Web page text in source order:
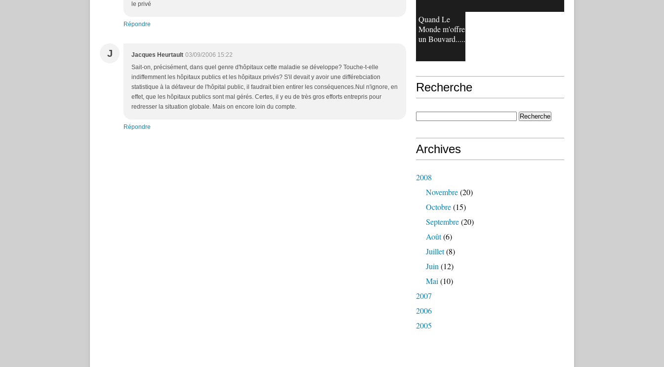
le privé
Répondre
J Jacques Heurtault 03/09/2006 15:22
Sait-on, précisément, dans quel genre d'hôpitaux cette maladie se développe? Touche-t-elle
indiffemment les hôpitaux publics et les hôpitaux privés? S'il devait y avoir une différebciation
statistique à la défaveur de l'hôpital public, il faudrait bien entirer les conséquences.Nul n'ignore, en
effet, que les hôpitaux publics sont mal gérés. Certes, il y eu de très gros efforts entrepris pour
redresser la situation globale. Mais on encore loin du compte.
Répondre
Quand Le
Monde m'offre
un Bouvard.....
Recherche
Archives
2008
Novembre(20)
Octobre(15)
Septembre(20)
Août(6)
Juillet(8)
Juin (12)
Mai (10)
2007
2006
2005